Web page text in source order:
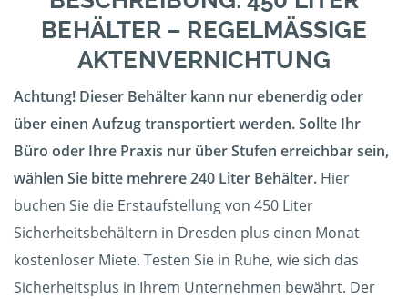
BEHÄLTER – REGELMÄSSIGE A
KTENVERNICHTUNG
Achtung! Dieser Behälter kann nur ebenerdig oder
über einen Aufzug transportiert werden. Sollte Ihr
Büro oder Ihre Praxis nur über Stufen erreichbar sein,
wählen Sie bitte mehrere 240 Liter Behälter. Hier
buchen Sie die Erstaufstellung von 450 Liter
Sicherheitsbehältern in Dresden plus einen Monat
kostenloser Miete. Testen Sie in Ruhe, wie sich das
Sicherheitsplus in Ihrem Unternehmen bewährt. Der